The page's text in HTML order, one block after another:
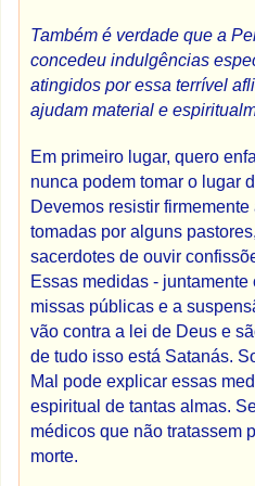
Também é verdade que a
concedeu indulgências
atingidos por essa terrível
ajudam material e
Em primeiro lugar, quero
nunca podem tomar o lugar
Devemos resistir
tomadas por alguns
sacerdotes de ouvir
Essas medidas -
missas públicas e a
vão contra a lei de Deus e
de tudo isso está Satanás.
Mal pode explicar essas
espiritual de tantas almas.
médicos que não tratassem
morte.